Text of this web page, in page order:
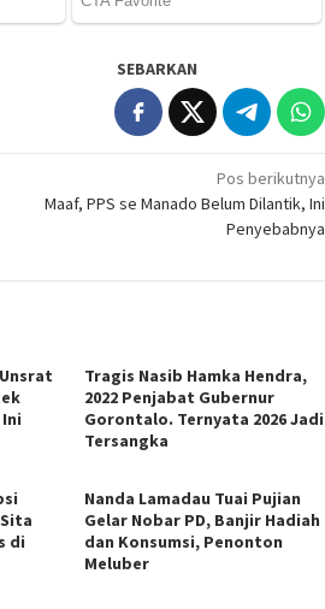
SEBARKAN
Pos berikutnya
Maaf, PPS se Manado Belum Dilantik, Ini
Penyebabnya
Tragis Nasib Hamka Hendra,
2022 Penjabat Gubernur
Gorontalo. Ternyata 2026 Jadi
Tersangka
di
Nanda Lamadau Tuai Pujian
Gelar Nobar PD, Banjir Hadiah
dan Konsumsi, Penonton
Meluber